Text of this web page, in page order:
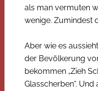
als man vermuten
wenige. Zumindest
Aber wie es
der Bevölkerung
bekommen „Zieh
Glasscherben“.